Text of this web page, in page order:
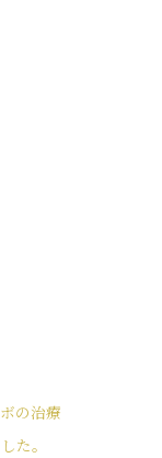
の治療
た。